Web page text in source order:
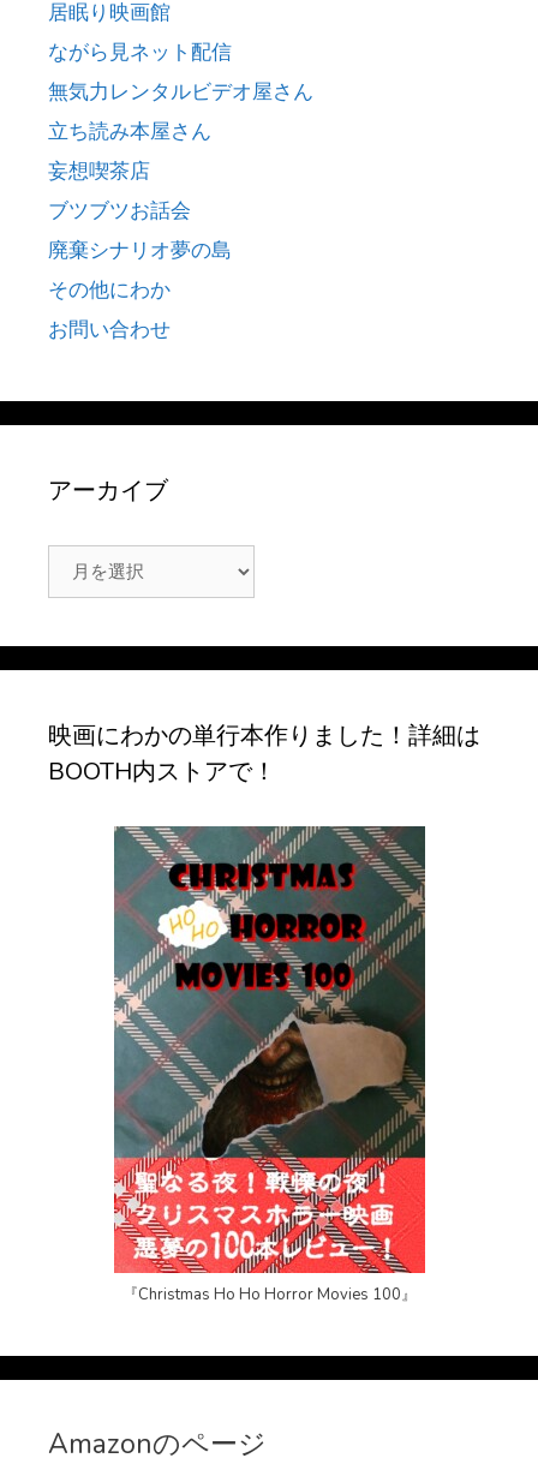
居眠り映画館
ながら見ネット配信
無気力レンタルビデオ屋さん
立ち読み本屋さん
妄想喫茶店
ブツブツお話会
廃棄シナリオ夢の島
その他にわか
お問い合わせ
アーカイブ
ー
映画にわかの単行本作りました！詳細は
BOOTH内ストアで！
『Christmas Ho Ho Horror Movies 100』
Amazonのページ